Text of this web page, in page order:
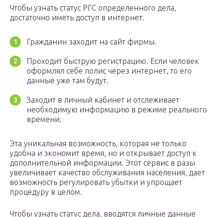
Чтобы узнать статус РГС определенного дела,
достаточно иметь доступ в интернет.
Гражданин заходит на сайт фирмы.
Проходит быструю регистрацию. Если человек
оформлял себе полис через интернет, то его
данные уже там будут.
Заходит в личный кабинет и отслеживает
необходимую информацию в режиме реального
времени.
Эта уникальная возможность, которая не только
удобна и экономит время, но и открывает доступ к
дополнительной информации. Этот сервис в разы
увеличивает качество обслуживания населения, дает
возможность регулировать убытки и упрощает
процедуру в целом.
Чтобы узнать статус дела, вводятся личные данные